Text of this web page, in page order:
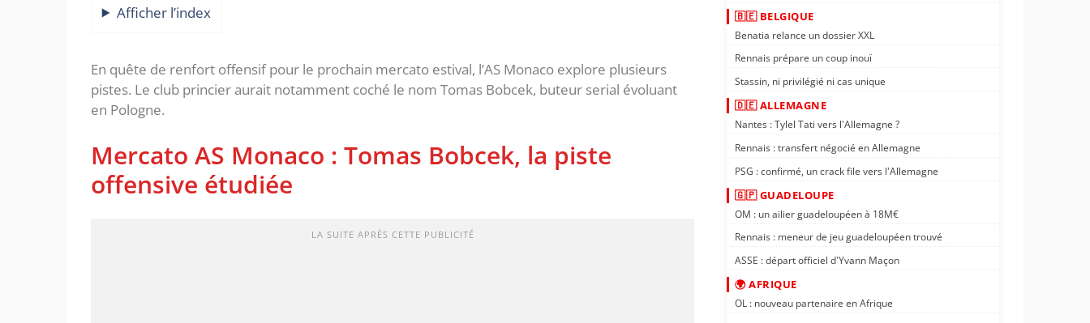
Afficher l’index
En quête de renfort offensif pour le prochain mercato estival, l’AS Monaco explore plusieurs
pistes. Le club princier aurait notamment coché le nom Tomas Bobcek, buteur serial évoluant
en Pologne.
Mercato AS Monaco : Tomas Bobcek, la piste
offensive étudiée
LA SUITE APRÈS CETTE PUBLICITÉ
🇧🇪 BELGIQUE
Benatia relance un dossier XXL
Rennais prépare un coup inouï
Stassin, ni privilégié ni cas unique
🇩🇪 ALLEMAGNE
Nantes : Tylel Tati vers l'Allemagne ?
Rennais : transfert négocié en Allemagne
PSG : confirmé, un crack file vers l'Allemagne
🇬🇵 GUADELOUPE
OM : un ailier guadeloupéen à 18M€
Rennais : meneur de jeu guadeloupéen trouvé
ASSE : départ officiel d'Yvann Maçon
🌍 AFRIQUE
OL : nouveau partenaire en Afrique